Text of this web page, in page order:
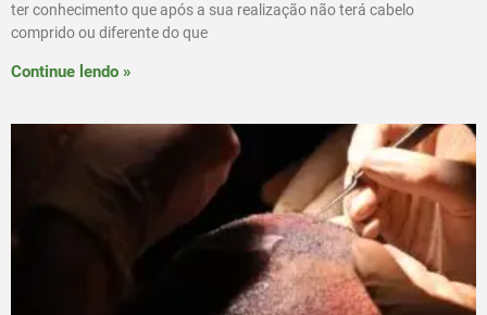
ter conhecimento que após a sua realização não terá cabelo
comprido ou diferente do que
Continue lendo »